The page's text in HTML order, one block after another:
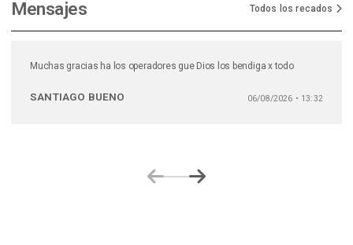
Mensajes Todos los recados
SANTIAGO BUENO 06/08/2026 • 13:32
Muchas gracias ha los operadores gue Dios los bendiga x todo